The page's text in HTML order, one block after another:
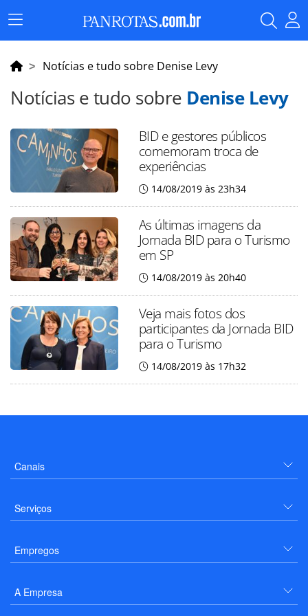
Menu
Principal
Notícias e tudo sobre Denise Levy
Notícias e tudo sobre Denise Levy
BID e gestores públicos
comemoram troca de
experiências
14/08/2019 às 23h34
As últimas imagens da
Jornada BID para o Turismo
em SP
14/08/2019 às 20h40
Veja mais fotos dos
participantes da Jornada BID
para o Turismo
14/08/2019 às 17h32
Canais
Serviços
Empregos
A Empresa